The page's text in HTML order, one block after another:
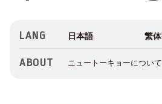
LANG
ABOUT ニュートーキョーについて